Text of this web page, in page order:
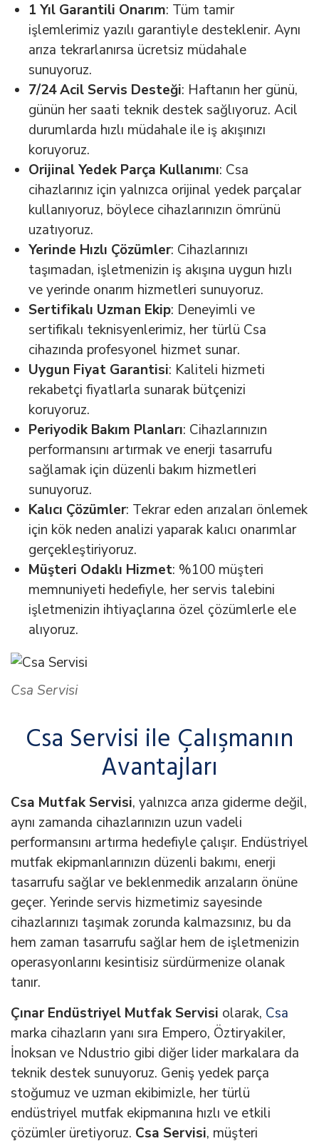
1 Yıl Garantili Onarım: Tüm tamir
işlemlerimiz yazılı garantiyle desteklenir. Aynı
arıza tekrarlanırsa ücretsiz müdahale
sunuyoruz.
7/24 Acil Servis Desteği: Haftanın her günü,
günün her saati teknik destek sağlıyoruz. Acil
durumlarda hızlı müdahale ile iş akışınızı
koruyoruz.
Orijinal Yedek Parça Kullanımı: Csa
cihazlarınız için yalnızca orijinal yedek parçalar
kullanıyoruz, böylece cihazlarınızın ömrünü
uzatıyoruz.
Yerinde Hızlı Çözümler: Cihazlarınızı
taşımadan, işletmenizin iş akışına uygun hızlı
ve yerinde onarım hizmetleri sunuyoruz.
Sertifikalı Uzman Ekip: Deneyimli ve
sertifikalı teknisyenlerimiz, her türlü Csa
cihazında profesyonel hizmet sunar.
Uygun Fiyat Garantisi: Kaliteli hizmeti
rekabetçi fiyatlarla sunarak bütçenizi
koruyoruz.
Periyodik Bakım Planları: Cihazlarınızın
performansını artırmak ve enerji tasarrufu
sağlamak için düzenli bakım hizmetleri
sunuyoruz.
Kalıcı Çözümler: Tekrar eden arızaları önlemek
için kök neden analizi yaparak kalıcı onarımlar
gerçekleştiriyoruz.
Müşteri Odaklı Hizmet: %100 müşteri
memnuniyeti hedefiyle, her servis talebini
işletmenizin ihtiyaçlarına özel çözümlerle ele
alıyoruz.
Csa Servisi
Csa Servisi ile Çalışmanın
Avantajları
Csa Mutfak Servisi, yalnızca arıza giderme değil,
aynı zamanda cihazlarınızın uzun vadeli
performansını artırma hedefiyle çalışır. Endüstriyel
mutfak ekipmanlarınızın düzenli bakımı, enerji
tasarrufu sağlar ve beklenmedik arızaların önüne
geçer. Yerinde servis hizmetimiz sayesinde
cihazlarınızı taşımak zorunda kalmazsınız, bu da
hem zaman tasarrufu sağlar hem de işletmenizin
operasyonlarını kesintisiz sürdürmenize olanak
tanır.
Çınar Endüstriyel Mutfak Servisi olarak, Csa
marka cihazların yanı sıra Empero, Öztiryakiler,
İnoksan ve Ndustrio gibi diğer lider markalara da
teknik destek sunuyoruz. Geniş yedek parça
stoğumuz ve uzman ekibimizle, her türlü
endüstriyel mutfak ekipmanına hızlı ve etkili
çözümler üretiyoruz. Csa Servisi, müşteri